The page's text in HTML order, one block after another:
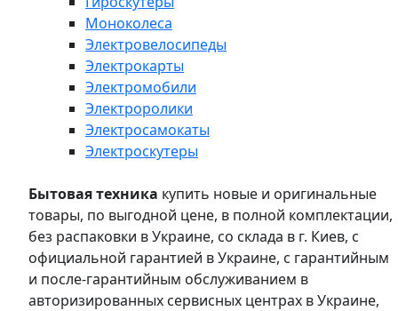
Моноколеса
Электровелосипеды
Электрокарты
Электромобили
Электроролики
Электросамокаты
Электроскутеры
Бытовая техника купить новые и оригинальные
товары, по выгодной цене, в полной комплектации,
без распаковки в Украине, со склада в г. Киев, с
официальной гарантией в Украине, с гарантийным
и после-гарантийным обслуживанием в
авторизированных сервисных центрах в Украине,